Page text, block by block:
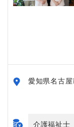
愛知県名古
介護福祉